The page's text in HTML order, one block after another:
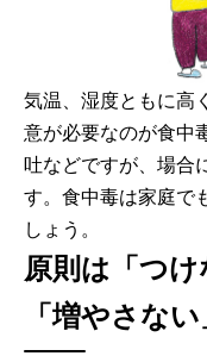
気温、湿度ともに高
意が必要なのが食中
吐などですが、場合
す。食中毒は家庭で
しょう。
原則は「つけ
「増やさない